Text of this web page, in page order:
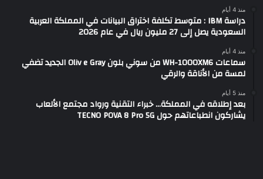
منذ 4 أيام
دراسة IBM : متوسط تكلفة اختراق البيانات في المملكة العربية
السعودية يصل إلى 27 مليون ريال في عام 2026
منذ 4 أيام
سماعات WH-1000XM6 من سوني بلون Oliv e Gray الجديد تضفي
لمسة من الأناقة والرقي
منذ 5 أيام
بعد إطلاقه في المملكة… خبراء التقنية ورواد مجتمع الألعاب
يشاركون انطباعاتهم حول TECNO POVA 8 Pro 5G